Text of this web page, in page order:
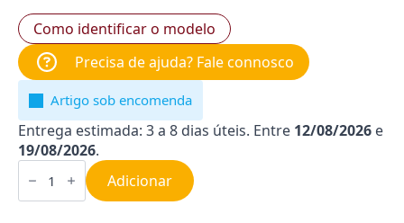
Como identificar o modelo
Precisa de ajuda? Fale connosco
Artigo sob encomenda
Entrega estimada: 3 a 8 dias úteis. Entre 12/08/2026 e
19/08/2026.
Quantidade
de
de
Adicionar